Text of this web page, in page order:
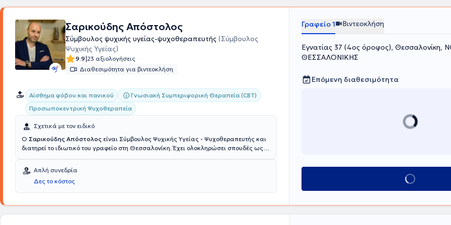
Σαρικούδης Απόστολος
Σύμβουλος ψυχικής υγείας-ψυχοθεραπευτής (Σύμβουλος
Ψυχικής Υγείας)
9.9|23 αξιολογήσεις
Διαθεσιμότητα για βιντεοκλήση
Αίσθημα φόβου και πανικού
Γνωσιακή Συμπεριφορική Θεραπεία (CBT)
Προσωποκεντρική Ψυχοθεραπεία
Σχετικά με τον ειδικό
Ο Σαρικούδης Απόστολος είναι Σύμβουλος Ψυχικής Υγείας - Ψυχοθεραπευτής και
διατηρεί το ιδιωτικό του γραφείο στη Θεσσαλονίκη. Έχει ολοκληρώσει σπουδές ως
εκπαίδευσης του Κέντρου Εφαρμοσμένης Ψυχοθεραπείας και Συμβουλευτικής και
την τριετή εκπαίδευσή του στο ίδιο κέντρο ως Ψυχοθεραπευτής της Γνωσιακής
Συμπεριφορικής Θεραπείας (CBT), ενώ παράλληλα πραγματοποιεί την επιπλέον
εκπαίδευση του σε νέες θεραπευτικές προσεγγίσεις. Έχει δραστηριοποιηθεί
Απλή συνεδρία
Δες το κόστος
Γραφείο 1 Βιντεοκλήση
Εγνατίας 37 (4ος όροφος), Θεσσαλονίκη,
ΘΕΣΣΑΛΟΝΙΚΗΣ
Επόμενη διαθεσιμότητα
Κλείσε ραντεβού